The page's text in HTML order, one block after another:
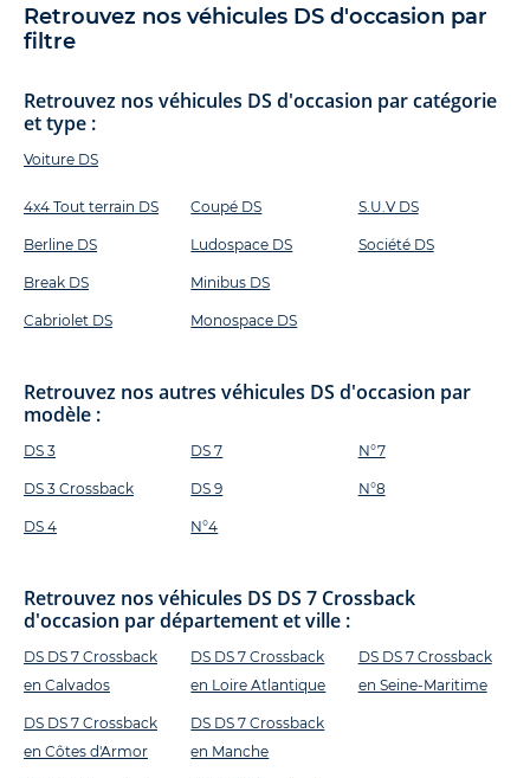
Retrouvez nos véhicules DS d'occasion par
filtre
Retrouvez nos véhicules DS d'occasion par catégorie
et type :
Voiture DS
4x4 Tout terrain DS
Berline DS
Break DS
Cabriolet DS
Coupé DS
Ludospace DS
Minibus DS
Monospace DS
S.U.V DS
Société DS
Retrouvez nos autres véhicules DS d'occasion par
modèle :
DS 3
DS 3 Crossback
DS 4
DS 7
DS 9
N°4
N°7
N°8
Retrouvez nos véhicules DS DS 7 Crossback
d'occasion par département et ville :
DS DS 7 Crossback
en Calvados
DS DS 7 Crossback
en Côtes d'Armor
DS DS 7 Crossback
en Loire Atlantique
DS DS 7 Crossback
en Manche
DS DS 7 Crossback
en Seine-Maritime